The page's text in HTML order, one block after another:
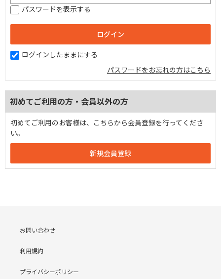
パスワードを表示する
ログインしたままにする
パスワードをお忘れの方はこちら
初めてご利用の方・会員以外の方
初めてご利用のお客様は、こちらから会員登録を行ってくださ
い。
お問い合わせ
利用規約
プライバシーポリシー